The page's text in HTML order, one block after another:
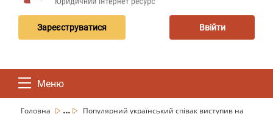
Зареєструватися Ввійти
Меню
Головна ...
Популярний український співак виступив на